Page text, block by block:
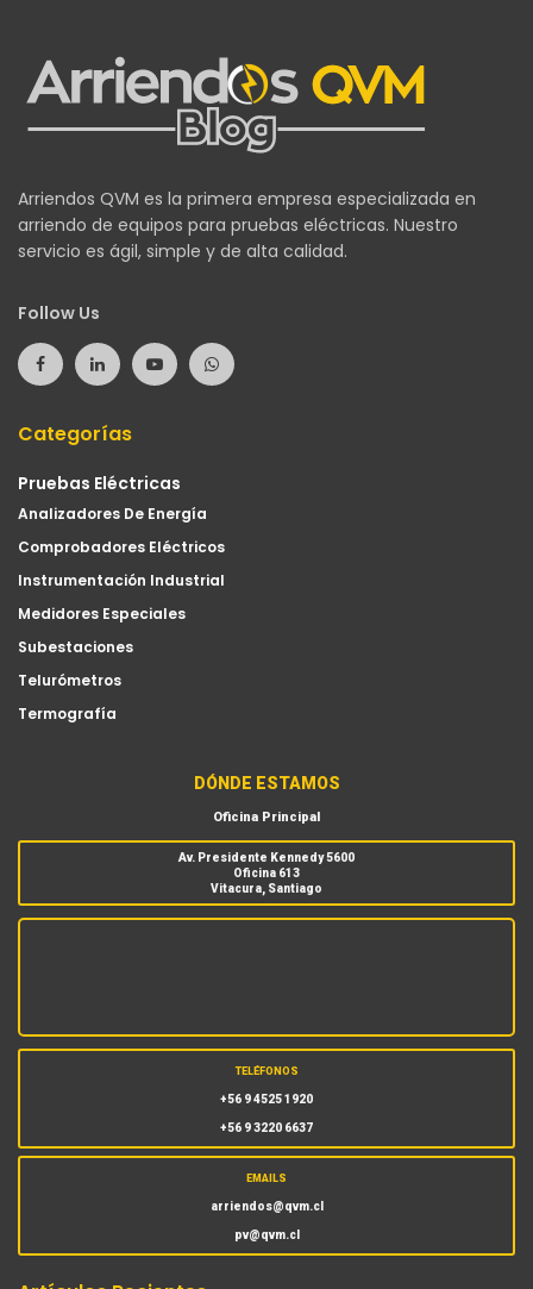
Arriendos QVM es la primera empresa especializada en
arriendo de equipos para pruebas eléctricas. Nuestro
servicio es ágil, simple y de alta calidad.
Follow Us
Categorías
Pruebas Eléctricas
Analizadores De Energía
Comprobadores Eléctricos
Instrumentación Industrial
Medidores Especiales
Subestaciones
Telurómetros
Termografía
DÓNDE ESTAMOS
Oficina Principal
Av. Presidente Kennedy 5600
Oficina 613
Vitacura, Santiago
TELÉFONOS
+56 9 4525 1920
+56 9 3220 6637
EMAILS
arriendos@qvm.cl
pv@qvm.cl